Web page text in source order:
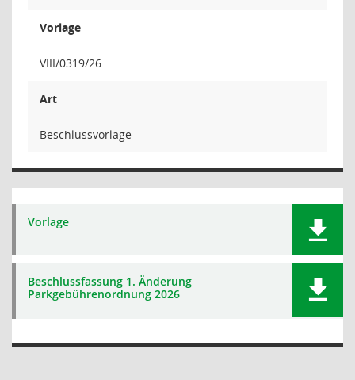
Vorlage
VIII/0319/26
Art
Beschlussvorlage
Vorlage
Beschlussfassung 1. Änderung
Parkgebührenordnung 2026